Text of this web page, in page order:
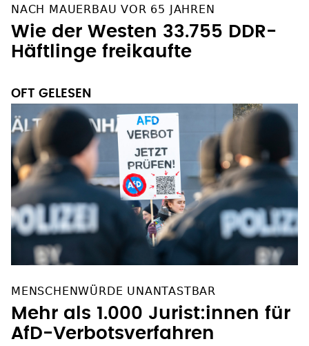
Wie der Westen 33.755 DDR-
Häftlinge freikaufte
Mehr als 1.000 Jurist:innen für
AfD-Verbotsverfahren